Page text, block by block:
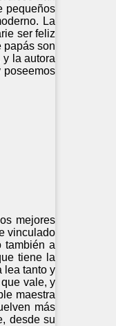
pequeños
La
ser feliz
papás son
la autora
poseemos
mejores
vinculado
también a
tiene la
lea tanto y
vale, y
maestra
más
desde su